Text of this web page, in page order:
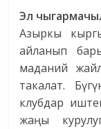
Эл
Азыркы
айланып
маданий
такалат.
клубдар
жаңы